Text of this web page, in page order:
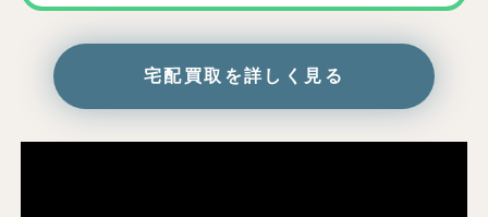
宅配買取を詳しく見る